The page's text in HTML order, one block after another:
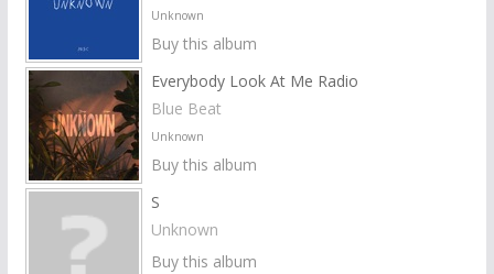
Unknown
Buy this album
Everybody Look At Me Radio
Blue Beat
Unknown
Buy this album
S
Unknown
Buy this album